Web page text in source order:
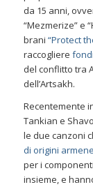
da 15 anni,
“Mezmerize” e
brani “Protect
raccogliere
del conflitto tra
dell’Artsakh.
Recentemente
Tankian e
le due canzoni
di origini armene
per i
insieme, e